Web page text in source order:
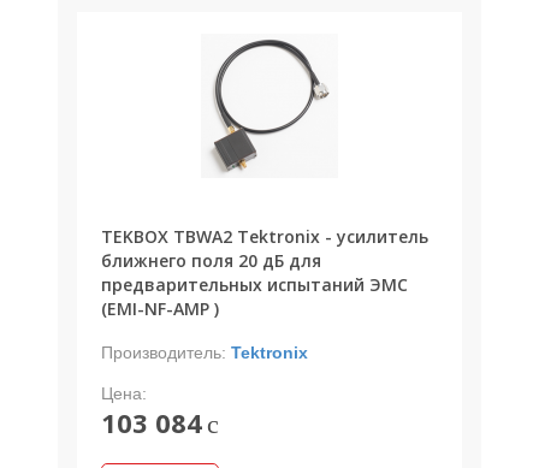
TEKBOX TBWA2 Tektronix - усилитель
ближнего поля 20 дБ для
предварительных испытаний ЭМС
(EMI-NF-AMP )
Производитель: Tektronix
Цена:
103 084 c